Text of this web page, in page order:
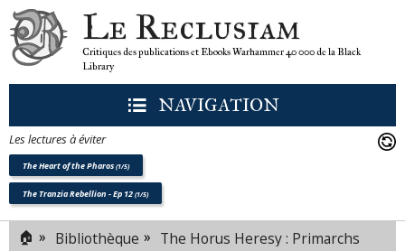
Le Reclusiam
Critiques des publications et Ebooks Warhammer 40 000 de la Black
Library
NAVIGATION
Les lectures à éviter
The Heart of the Pharos (1/5)
The Tranzia Rebellion - Ep 12 (1/5)
🏠 » Bibliothèque » The Horus Heresy : Primarchs